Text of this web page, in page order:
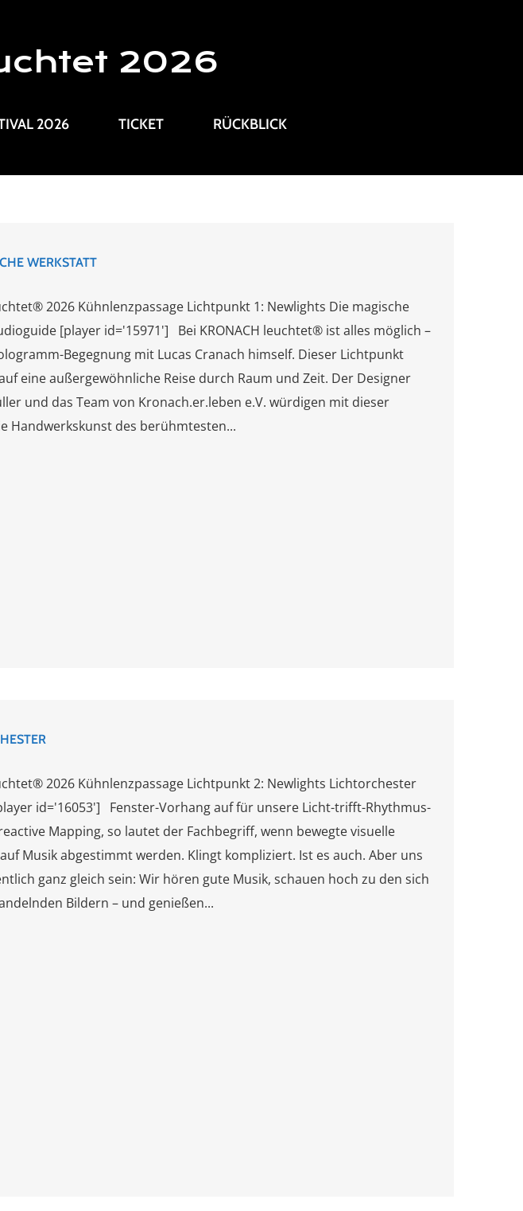
2026
2026 TICKET RÜCKBLICK
WERKSTATT
2026 Kühnlenzpassage Lichtpunkt 1: Newlights Die magische
[player id='15971'] Bei KRONACH leuchtet® ist alles möglich –
Begegnung mit Lucas Cranach himself. Dieser Lichtpunkt
eine außergewöhnliche Reise durch Raum und Zeit. Der Designer
und das Team von Kronach.er.leben e.V. würdigen mit dieser
Handwerkskunst des berühmtesten...
2026 Kühnlenzpassage Lichtpunkt 2: Newlights Lichtorchester
id='16053'] Fenster-Vorhang auf für unsere Licht-trifft-Rhythmus-
Mapping, so lautet der Fachbegriff, wenn bewegte visuelle
Musik abgestimmt werden. Klingt kompliziert. Ist es auch. Aber uns
ganz gleich sein: Wir hören gute Musik, schauen hoch zu den sich
Bildern – und genießen...